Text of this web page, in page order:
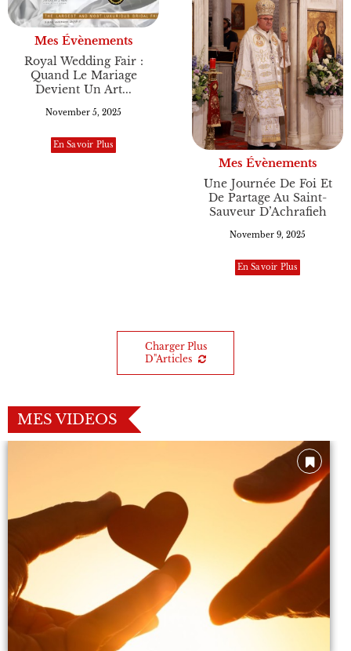
Mes Évènements
Une Journée De Foi Et
De Partage Au Saint-
Sauveur D’Achrafieh
November 9, 2025
En Savoir Plus
Mes Évènements
Royal Wedding Fair :
Quand Le Mariage
Devient Un Art...
November 5, 2025
En Savoir Plus
Charger Plus
D"articles
MES VIDEOS